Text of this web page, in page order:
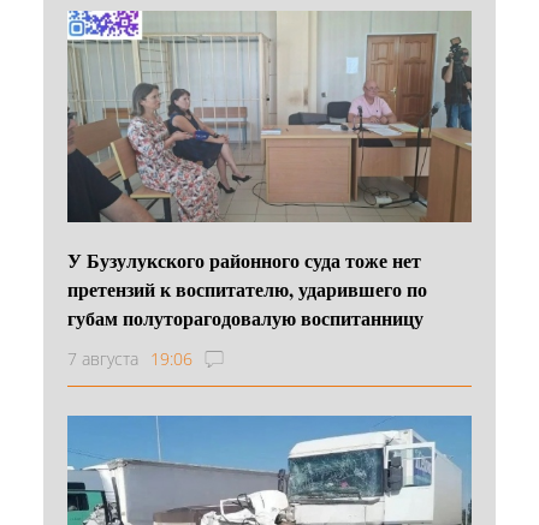
У Бузулукского районного суда тоже нет
претензий к воспитателю, ударившего по
губам полуторагодовалую воспитанницу
7 августа 19:06